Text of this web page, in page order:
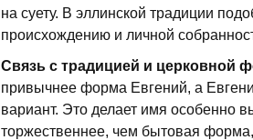
на суету. В эллинской традиции
происхождению и личной
Связь с традицией и церковной
привычнее форма Евгений, а
вариант. Это делает имя особенно
торжественнее, чем бытовая форма,